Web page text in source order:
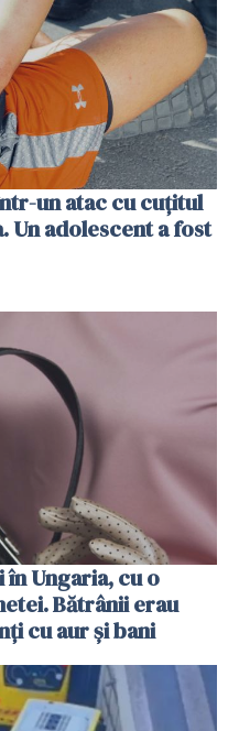
un atac cu cuțitul
Un adolescent a fost
Ungaria, cu o
Bătrânii erau
cu aur și bani